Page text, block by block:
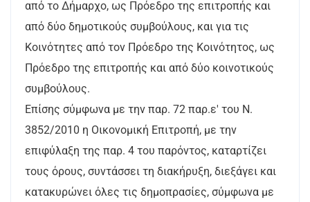
από το Δήμαρχο, ως Πρόεδρο της επιτροπής και
από δύο δημοτικούς συμβούλους, και για τις
Κοινότητες από τον Πρόεδρο της Κοινότητος, ως
Πρόεδρο της επιτροπής και από δύο κοινοτικούς
συμβούλους.
Επίσης σύμφωνα με την παρ. 72 παρ.ε' του Ν.
3852/2010 η Οικονομική Επιτροπή, με την
επιφύλαξη της παρ. 4 του παρόντος, καταρτίζει
τους όρους, συντάσσει τη διακήρυξη, διεξάγει και
κατακυρώνει όλες τις δημοπρασίες, σύμφωνα με